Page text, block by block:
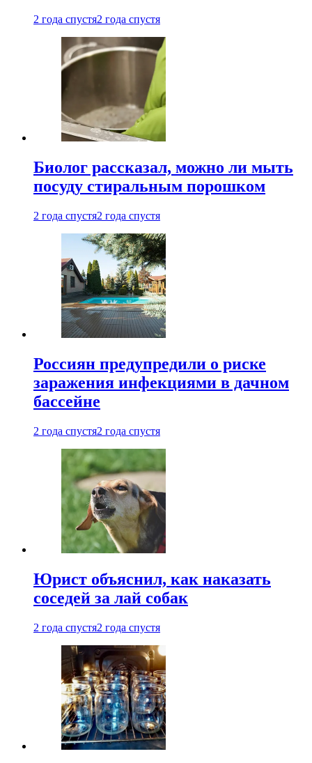
2 года спустя2 года спустя
Биолог рассказал, можно ли мыть
посуду стиральным порошком
2 года спустя2 года спустя
Россиян предупредили о риске
заражения инфекциями в дачном
бассейне
2 года спустя2 года спустя
Юрист объяснил, как наказать
соседей за лай собак
2 года спустя2 года спустя